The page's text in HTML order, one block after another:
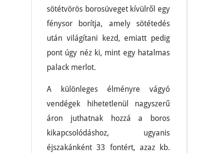
sötétvörös borosüveget kívülről egy
fénysor borítja, amely sötétedés
után világítani kezd, emiatt pedig
pont úgy néz ki, mint egy hatalmas
palack merlot.
A különleges élményre vágyó
vendégek hihetetlenül nagyszerű
áron juthatnak hozzá a boros
kikapcsolódáshoz, ugyanis
éjszakánként 33 fontért, azaz kb.